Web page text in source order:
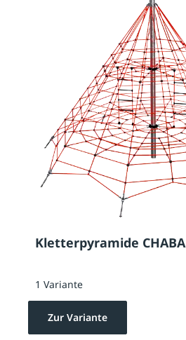
Kletterpyramide CHABA
1 Variante
Zur Variante